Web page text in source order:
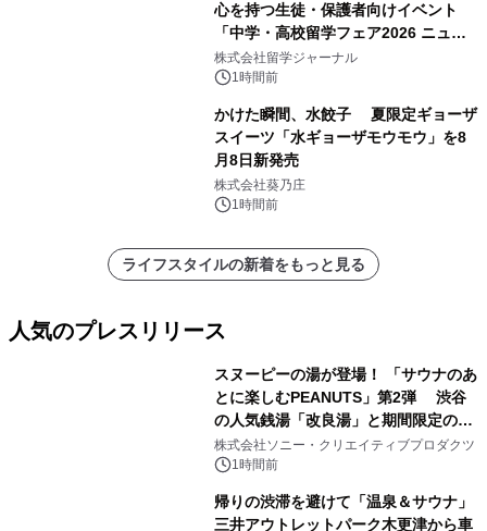
心を持つ生徒・保護者向けイベント
「中学・高校留学フェア2026 ニュー
ジーランド＆オーストラリア」を
9/12(土)に開催
株式会社留学ジャーナル
1時間前
かけた瞬間、水餃子 夏限定ギョーザ
スイーツ「水ギョーザモウモウ」を8
月8日新発売
株式会社葵乃庄
1時間前
ライフスタイルの新着をもっと見る
人気のプレスリリース
スヌーピーの湯が登場！ 「サウナのあ
とに楽しむPEANUTS」第2弾 渋谷
の人気銭湯「改良湯」と期間限定のコ
ラボレーション サウナイキタイコラ
ボグッズも発売決定！
株式会社ソニー・クリエイティブプロダクツ
1時間前
帰りの渋滞を避けて「温泉＆サウナ」
三井アウトレットパーク木更津から車